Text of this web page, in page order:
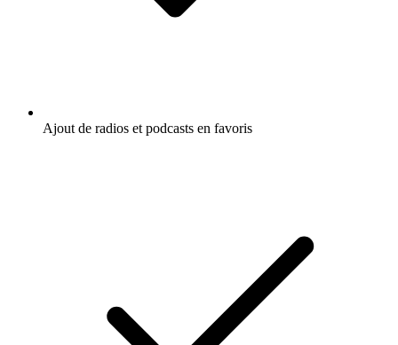
Ajout de radios et podcasts en favoris